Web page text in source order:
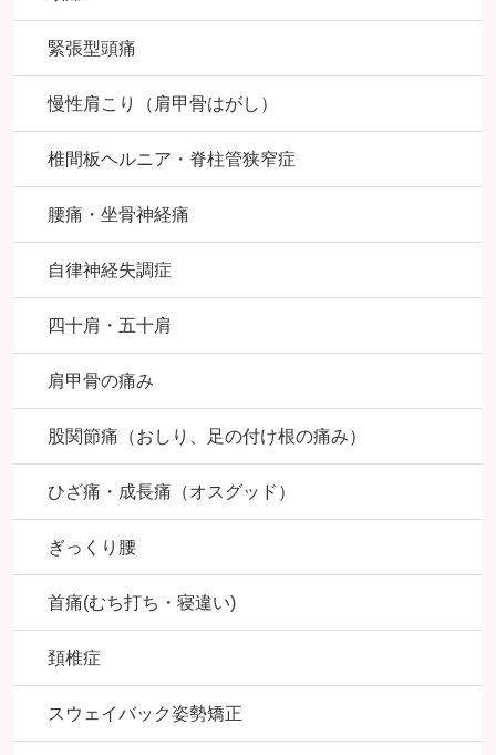
緊張型頭痛
慢性肩こり（肩甲骨はがし）
椎間板ヘルニア・脊柱管狭窄症
腰痛・坐骨神経痛
自律神経失調症
四十肩・五十肩
肩甲骨の痛み
股関節痛（おしり、足の付け根の痛み）
ひざ痛・成長痛（オスグッド）
ぎっくり腰
首痛(むち打ち・寝違い)
頚椎症
スウェイバック姿勢矯正